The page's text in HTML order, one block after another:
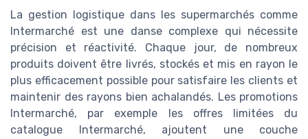
La gestion logistique dans les supermarchés comme
Intermarché est une danse complexe qui nécessite
précision et réactivité. Chaque jour, de nombreux
produits doivent être livrés, stockés et mis en rayon le
plus efficacement possible pour satisfaire les clients et
maintenir des rayons bien achalandés. Les promotions
Intermarché, par exemple les offres limitées du
catalogue Intermarché, ajoutent une couche